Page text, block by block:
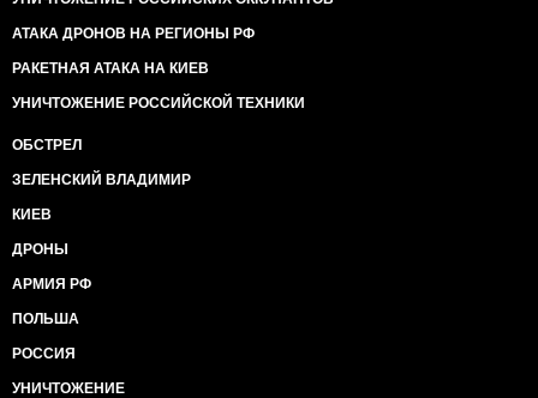
АТАКА ДРОНОВ НА РЕГИОНЫ РФ
РАКЕТНАЯ АТАКА НА КИЕВ
УНИЧТОЖЕНИЕ РОССИЙСКОЙ ТЕХНИКИ
ОБСТРЕЛ
ЗЕЛЕНСКИЙ ВЛАДИМИР
КИЕВ
ДРОНЫ
АРМИЯ РФ
ПОЛЬША
РОССИЯ
УНИЧТОЖЕНИЕ